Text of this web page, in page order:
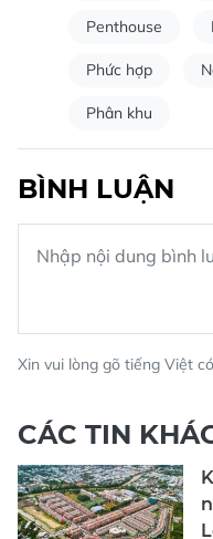
Penthouse
Phức hợp
Phân khu
BÌNH LUẬN
Xin vui lòng gõ tiếng Việt
CÁC TIN